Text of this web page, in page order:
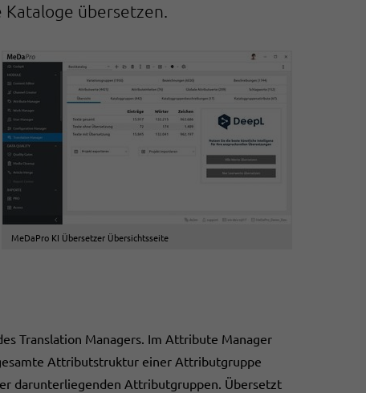
Kataloge übersetzen.
MeDaPro KI Übersetzer Übersichtsseite
Translation Managers. Im Attribute Manager
Attributstruktur einer Attributgruppe
darunterliegenden Attributgruppen. Übersetzt